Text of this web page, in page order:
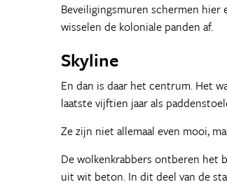
Beveiligingsmuren schermen hier
wisselen de koloniale panden af.
Skyline
En dan is daar het centrum. Het
laatste vijftien jaar als
Ze zijn niet allemaal even mooi,
De wolkenkrabbers ontberen het
uit wit beton. In dit deel van de